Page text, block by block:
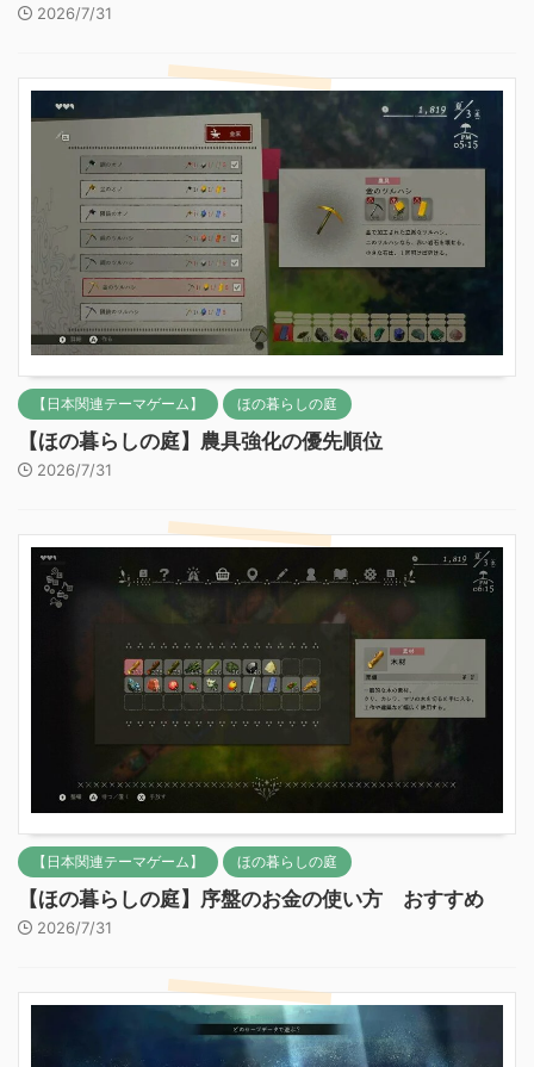
2026/7/31
【日本関連テーマゲーム】 ほの暮らしの庭
【ほの暮らしの庭】農具強化の優先順位
2026/7/31
【日本関連テーマゲーム】 ほの暮らしの庭
【ほの暮らしの庭】序盤のお金の使い方 おすすめ
2026/7/31